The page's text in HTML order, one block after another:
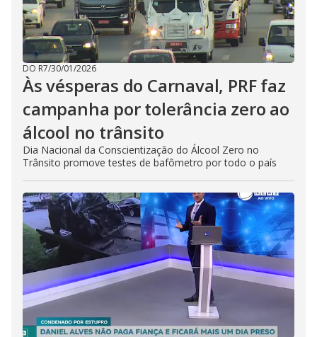
DO R7/30/01/2026
Às vésperas do Carnaval, PRF faz
campanha por tolerância zero ao
álcool no trânsito
Dia Nacional da Conscientização do Álcool Zero no
Trânsito promove testes de bafômetro por todo o país